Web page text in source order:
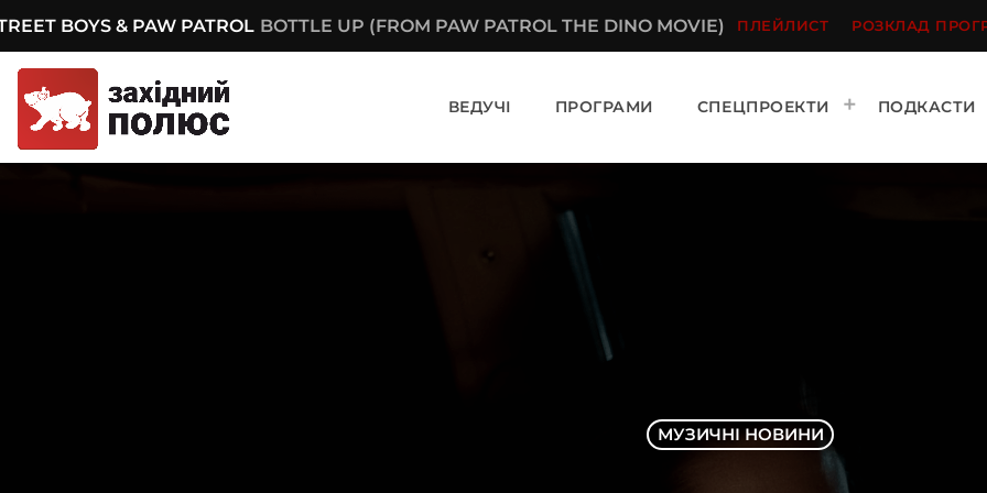
BOYS & PAW PATROL BOTTLE UP (FROM PAW PATROL THE DINO MOVIE) ПЛЕЙЛИСТ РОЗКЛАД
ВЕДУЧІ ПРОГРАМИ СПЕЦПРОЕКТИ ПОДКАСТИ
МУЗИЧНІ НОВИНИ